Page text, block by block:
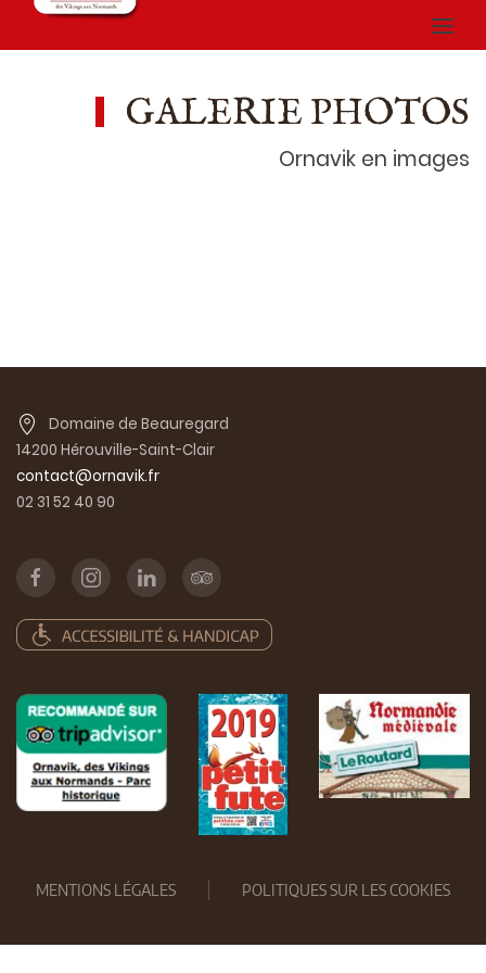
GALERIE PHOTOS
Ornavik en images
Domaine de Beauregard
14200 Hérouville-Saint-Clair
contact@ornavik.fr
02 31 52 40 90
MENTIONS LÉGALES POLITIQUES SUR LES COOKIES